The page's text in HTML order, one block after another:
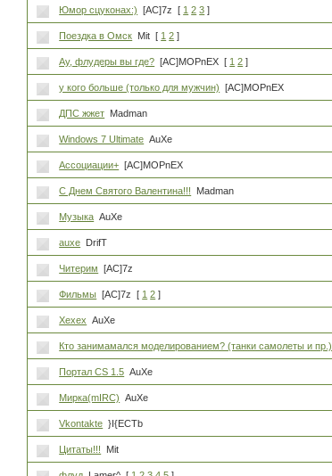
Юмор сцуконах:) [AC]7z [ 1 2 3 ]
Поездка в Омск Mit [ 1 2 ]
Ау, флудеры вы где? [AC]MOPnEX [ 1 2 ]
у кого больше (только для мужчин) [AC]MOPnEX
ДПС жжет Madman
Windows 7 Ultimate AuXe
Ассоциации+ [AC]MOPnEX
С Днем Святого Валентина!!! Madman
Музыка AuXe
auxe DrifT
Читерим [AC]7z
Фильмы [AC]7z [ 1 2 ]
Хехех AuXe
Кто занимамался моделированием? (танки самолеты и пр.)
Портал CS 1.5 AuXe
Мирка(mIRC) AuXe
Vkontakte }I{ECTb
Цитаты!!! Mit